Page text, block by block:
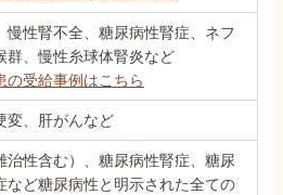
慢性腎不全、糖尿病性腎症、ネフ
群、慢性糸球体腎炎など
の受給事例はこちら
変、肝がんなど
治性含む）、糖尿病性腎症、糖尿
など糖尿病性と明示された全ての